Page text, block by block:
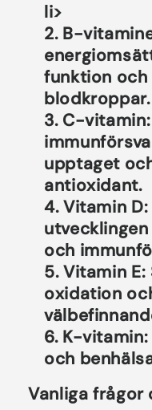
li>
B-
funktion
blodkroppar.
C-vitamin:
upptaget
antioxidant.
Vitamin D:
och
Vitamin E:
oxidation
K-vitamin:
och
Vanliga frågor